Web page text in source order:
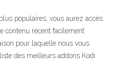
populaires, vous aurez accès
contenu récent facilement
pour laquelle nous vous
des meilleurs addons Kodi